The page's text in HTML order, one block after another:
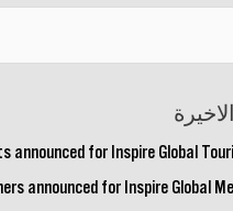
announced for Inspire Global
announced for Inspire Global